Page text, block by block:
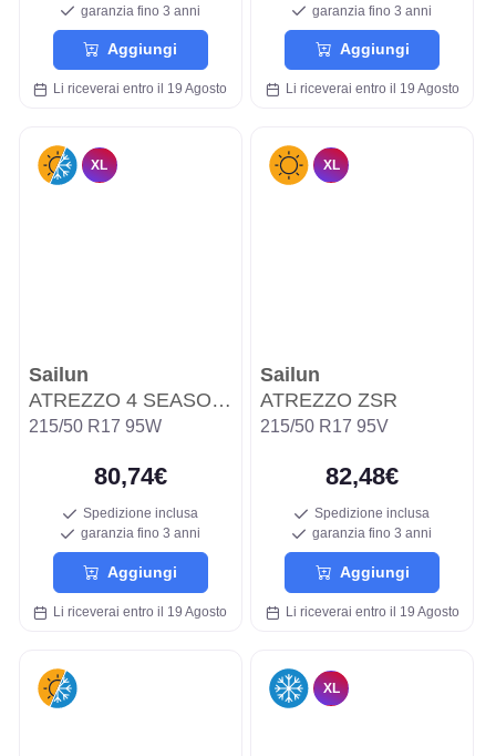
garanzia fino 3 anni
Aggiungi
Li riceverai entro il 19 Agosto
garanzia fino 3 anni
Aggiungi
Li riceverai entro il 19 Agosto
XL
Sailun
ATREZZO 4 SEASONS PRO EV
215/50 R17 95W
80,74€
Spedizione inclusa
garanzia fino 3 anni
Aggiungi
Li riceverai entro il 19 Agosto
XL
Sailun
ATREZZO ZSR
215/50 R17 95V
82,48€
Spedizione inclusa
garanzia fino 3 anni
Aggiungi
Li riceverai entro il 19 Agosto
XL